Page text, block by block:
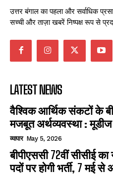
उत्तर बंगाल का पहला और सर्वाधिक
सच्ची और ताज़ा खबरें निष्पक्ष रूप से
LATEST NEWS
वैश्विक आर्थिक संकटों के
मजबूत अर्थव्यवस्था : मूडीज
व्यापार May 5, 2026
बीपीएससी 72वीं सीसीई
पदों पर होगी भर्ती, 7 मई